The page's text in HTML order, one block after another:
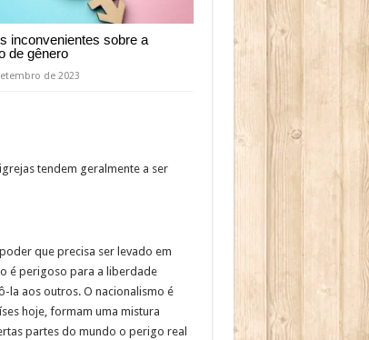
inconvenientes sobre a
de gênero
de 2023
tendem geralmente a ser
que precisa ser levado em
é perigoso para a liberdade
la aos outros. O nacionalismo é
hoje, formam uma mistura
partes do mundo o perigo real